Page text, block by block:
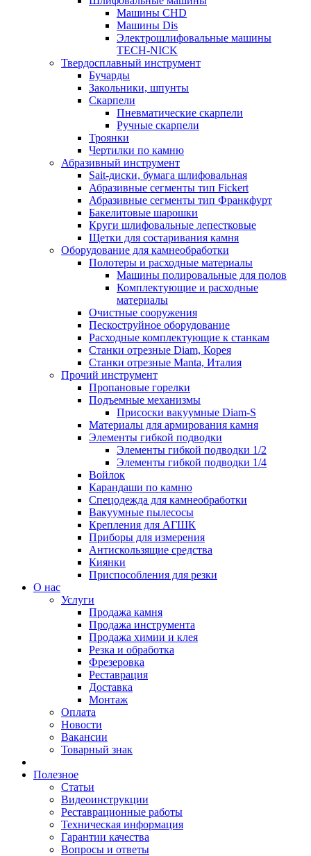
Машины CHD
Машины Dis
Электрошлифовальные машины
TECH-NICK
Твердосплавный инструмент
Бучарды
Закольники, шпунты
Скарпели
Пневматические скарпели
Ручные скарпели
Троянки
Чертилки по камню
Абразивный инструмент
Sait-диски, бумага шлифовальная
Абразивные сегменты тип Fickert
Абразивные сегменты тип Франкфурт
Бакелитовые шарошки
Круги шлифовальные лепестковые
Щетки для состаривания камня
Оборудование для камнеобработки
Полотеры и расходные материалы
Машины полировальные для полов
Комплектующие и расходные
материалы
Очистные сооружения
Пескоструйное оборудование
Расходные комплектующие к станкам
Станки отрезные Diam, Корея
Станки отрезные Manta, Италия
Прочий инструмент
Пропановые горелки
Подъeмные механизмы
Присоски вакуумные Diam-S
Материалы для армирования камня
Элементы гибкой подводки
Элементы гибкой подводки 1/2
Элементы гибкой подводки 1/4
Войлок
Карандаши по камню
Спецодежда для камнеобработки
Вакуумные пылесосы
Крепления для АГШК
Приборы для измерения
Антискользящие средства
Киянки
Приспособления для резки
О нас
Услуги
Продажа камня
Продажа инструмента
Продажа химии и клея
Резка и обработка
Фрезеровка
Реставрация
Доставка
Монтаж
Оплата
Новости
Вакансии
Товарный знак
Полезное
Статьи
Видеоинструкции
Реставрационные работы
Техническая информация
Гарантии качества
Вопросы и ответы